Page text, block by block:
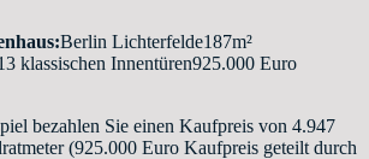
Berlin Lichterfelde187m²
klassischen Innentüren925.000 Euro
bezahlen Sie einen Kaufpreis von 4.947
(925.000 Euro Kaufpreis geteilt durch